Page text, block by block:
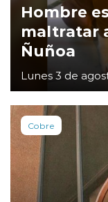
Hombre
maltratar
Ñuñoa
Lunes 3 de
Cobre